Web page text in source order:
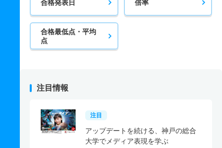
合格発表日 倍率
合格最低点・平均
点
注目情報
注目
アップデートを続ける、神戸の総合
大学でメディア表現を学ぶ